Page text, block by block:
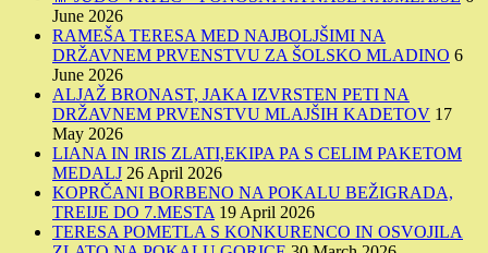
June 2026
RAMEŠA TERESA MED NAJBOLJŠIMI NA
DRŽAVNEM PRVENSTVU ZA ŠOLSKO MLADINO 6
June 2026
ALJAŽ BRONAST, JAKA IZVRSTEN PETI NA
DRŽAVNEM PRVENSTVU MLAJŠIH KADETOV 17
May 2026
LIANA IN IRIS ZLATI,EKIPA PA S CELIM PAKETOM
MEDALJ 26 April 2026
KOPRČANI BORBENO NA POKALU BEŽIGRADA,
TREIJE DO 7.MESTA 19 April 2026
TERESA POMETLA S KONKURENCO IN OSVOJILA